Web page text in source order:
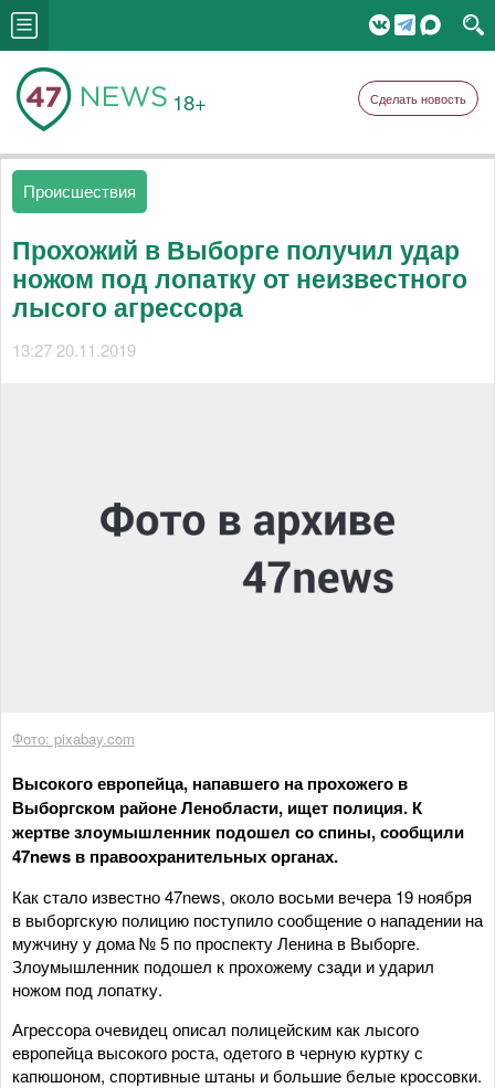
18+ Сделать новость
Происшествия
Прохожий в Выборге получил удар
ножом под лопатку от неизвестного
лысого агрессора
13:27 20.11.2019
Фото: pixabay.com
Высокого европейца, напавшего на прохожего в
Выборгском районе Ленобласти, ищет полиция. К
жертве злоумышленник подошел со спины, сообщили
47news в правоохранительных органах.
Как стало известно 47news, около восьми вечера 19 ноября
в выборгскую полицию поступило сообщение о нападении на
мужчину у дома № 5 по проспекту Ленина в Выборге.
Злоумышленник подошел к прохожему сзади и ударил
ножом под лопатку.
Агрессора очевидец описал полицейским как лысого
европейца высокого роста, одетого в черную куртку с
капюшоном, спортивные штаны и большие белые кроссовки.